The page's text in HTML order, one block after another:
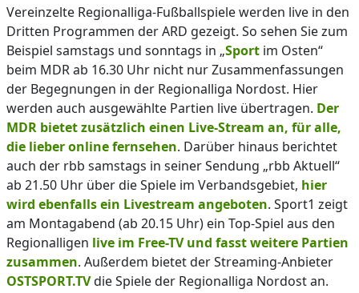
Vereinzelte Regionalliga-Fußballspiele werden live in den
Dritten Programmen der ARD gezeigt. So sehen Sie zum
Beispiel samstags und sonntags in „Sport im Osten“
beim MDR ab 16.30 Uhr nicht nur Zusammenfassungen
der Begegnungen in der Regionalliga Nordost. Hier
werden auch ausgewählte Partien live übertragen. Der
MDR bietet zusätzlich einen Live-Stream an, für alle,
die lieber online fernsehen. Darüber hinaus berichtet
auch der rbb samstags in seiner Sendung „rbb Aktuell“
ab 21.50 Uhr über die Spiele im Verbandsgebiet, hier
wird ebenfalls ein Livestream angeboten. Sport1 zeigt
am Montagabend (ab 20.15 Uhr) ein Top-Spiel aus den
Regionalligen live im Free-TV und fasst weitere Partien
zusammen. Außerdem bietet der Streaming-Anbieter
OSTSPORT.TVdie Spiele der Regionalliga Nordost an.